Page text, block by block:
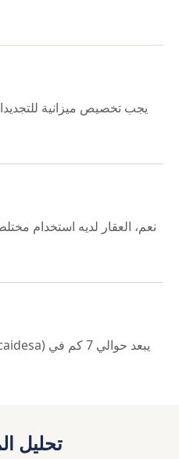
يجب تخصيص ميزانية
نعم، العقار لديه استخدام
تحليل